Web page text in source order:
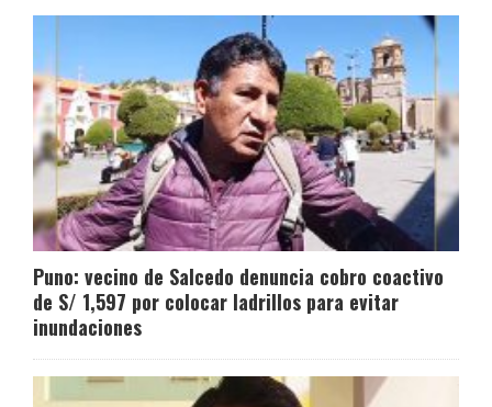
Puno: vecino de Salcedo denuncia cobro coactivo
de S/ 1,597 por colocar ladrillos para evitar
inundaciones